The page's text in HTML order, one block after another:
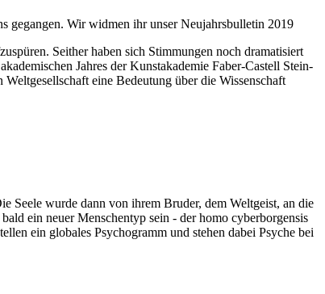
gegangen. Wir widmen ihr unser Neujahrsbulletin 2019
Seither haben sich Stimmungen noch dramatisiert
Jahres der Kunstakademie Faber-Castell Stein-
eine Bedeutung über die Wissenschaft
Seele wurde dann von ihrem Bruder, dem Weltgeist, an die
ein neuer Menschentyp sein - der homo cyberborgensis
ein globales Psychogramm und stehen dabei Psyche bei